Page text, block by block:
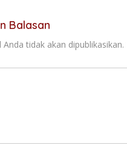
Balasan
tidak akan dipublikasikan.